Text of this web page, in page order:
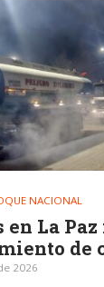
NACIONAL
en La
de
2026